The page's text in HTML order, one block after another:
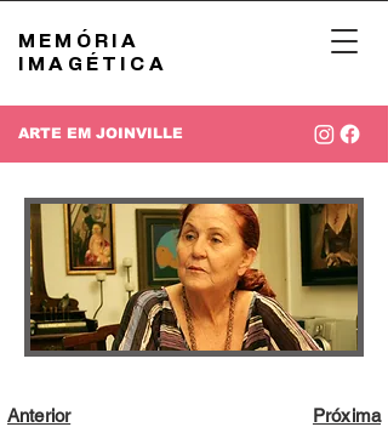
ARTE EM JOINVILLE
MEMÓRIA
IMAGÉTICA
Anterior Próxima